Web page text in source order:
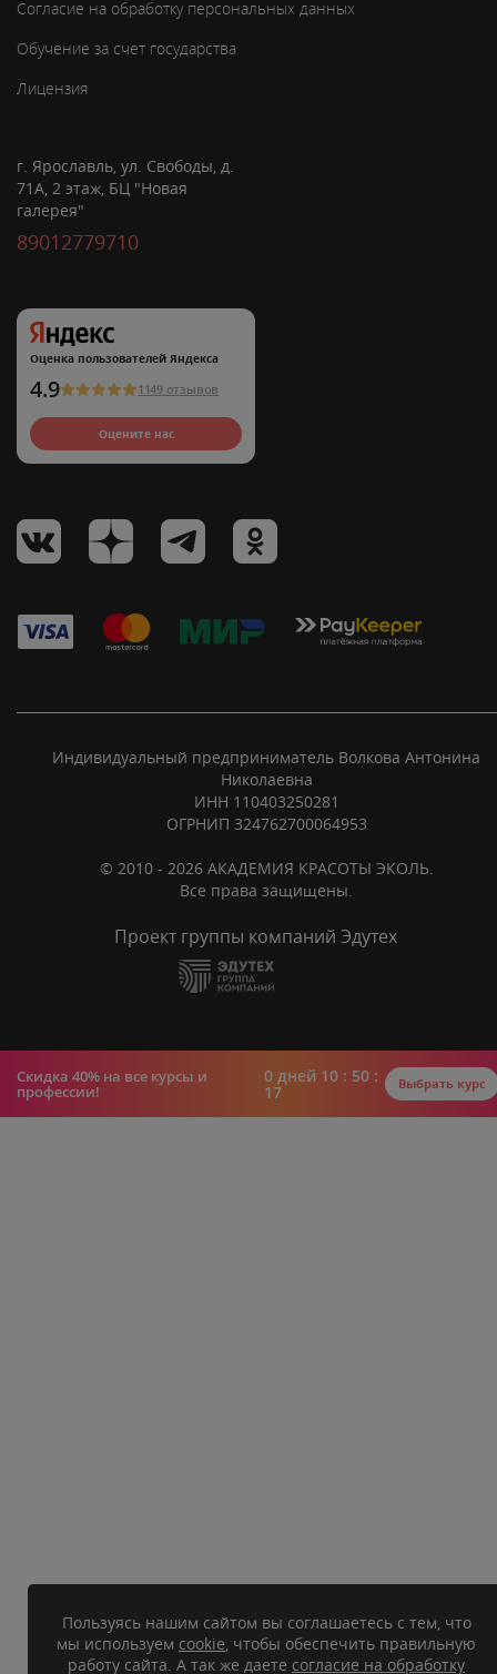
Согласие на обработку персональных данных
Обучение за счет государства
Лицензия
г. Ярославль, ул. Свободы, д.
71А, 2 этаж, БЦ "Новая
галерея"
89012779710
Оценка пользователей Яндекса
4.9 1149 отзывов
Оцените нас
Индивидуальный предприниматель Волкова Антонина
Николаевна
ИНН 110403250281
ОГРНИП 324762700064953
© 2010 - 2026 АКАДЕМИЯ КРАСОТЫ ЭКОЛЬ.
Все права защищены.
Проект группы компаний Эдутех
Пользуясь нашим сайтом вы соглашаетесь с тем, что
мы используем cookie, чтобы обеспечить правильную
работу сайта. А так же даете согласие на обработку
Скидка 40% на все курсы и
профессии!
0 дней 10 : 50 :
16 Выбрать курс